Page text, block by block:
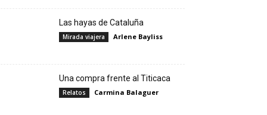
Las hayas de Cataluña
Mirada viajera Arlene Bayliss
Una compra frente al Titicaca
Relatos Carmina Balaguer